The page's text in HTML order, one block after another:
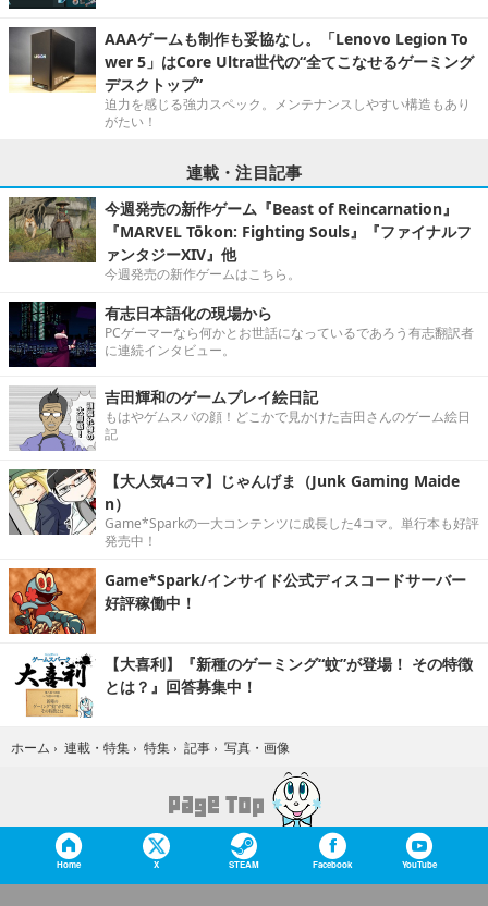
AAAゲームも制作も妥協なし。「Lenovo Legion To
wer 5」はCore Ultra世代の“全てこなせるゲーミング
デスクトップ”
迫力を感じる強力スペック。メンテナンスしやすい構造もあり
がたい！
連載・注目記事
今週発売の新作ゲーム『Beast of Reincarnation』
『MARVEL Tōkon: Fighting Souls』『ファイナルフ
ァンタジーXIV』他
今週発売の新作ゲームはこちら。
有志日本語化の現場から
PCゲーマーなら何かとお世話になっているであろう有志翻訳者
に連続インタビュー。
吉田輝和のゲームプレイ絵日記
もはやゲムスパの顔！どこかで見かけた吉田さんのゲーム絵日
記
【大人気4コマ】じゃんげま（Junk Gaming Maide
n）
Game*Sparkの一大コンテンツに成長した4コマ。単行本も好評
発売中！
Game*Spark/インサイド公式ディスコードサーバー
好評稼働中！
【大喜利】『新種のゲーミング“蚊”が登場！ その特徴
とは？』回答募集中！
ホーム › 連載・特集 › 特集 › 記事 › 写真・画像
Home X STEAM Facebook YouTube